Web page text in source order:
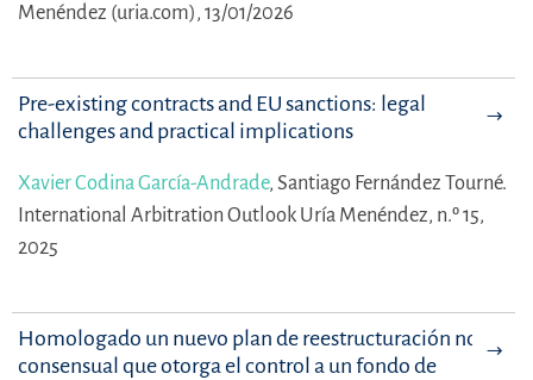
Menéndez (uria.com), 13/01/2026
Pre-existing contracts and EU sanctions: legal
challenges and practical implications
Xavier Codina García-Andrade, Santiago Fernández Tourné.
International Arbitration Outlook Uría Menéndez, n.º 15,
2025
Homologado un nuevo plan de reestructuración no
consensual que otorga el control a un fondo de